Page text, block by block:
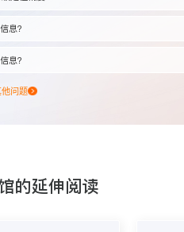
息？
息？
问题
的延伸阅读